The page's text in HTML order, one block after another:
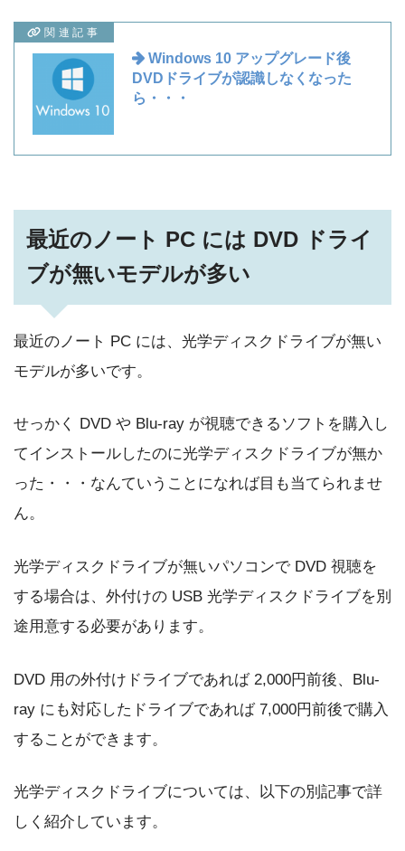
関連記事
Windows 10 アップグレード後
DVDドライブが認識しなくなった
ら・・・
最近のノート PC には DVD ドライ
ブが無いモデルが多い
最近のノート PC には、光学ディスクドライブが無い
モデルが多いです。
せっかく DVD や Blu-ray が視聴できるソフトを購入し
てインストールしたのに光学ディスクドライブが無か
った・・・なんていうことになれば目も当てられませ
ん。
光学ディスクドライブが無いパソコンで DVD 視聴を
する場合は、外付けの USB 光学ディスクドライブを別
途用意する必要があります。
DVD 用の外付けドライブであれば 2,000円前後、Blu-
ray にも対応したドライブであれば 7,000円前後で購入
することができます。
光学ディスクドライブについては、以下の別記事で詳
しく紹介しています。